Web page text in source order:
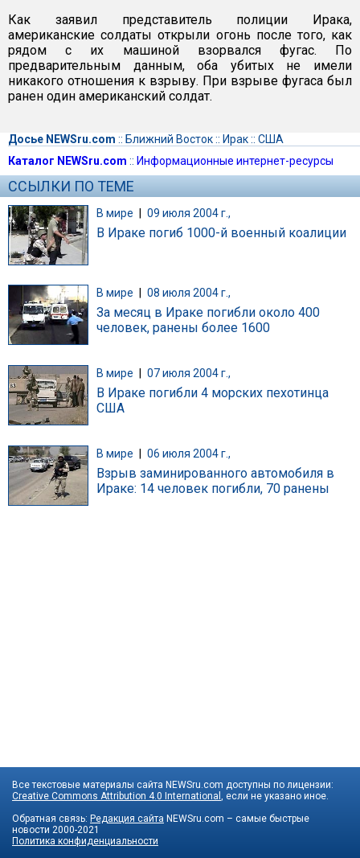
Как заявил представитель полиции Ирака,
американские солдаты открыли огонь после того, как
рядом с их машиной взорвался фугас. По
предварительным данным, оба убитых не имели
никакого отношения к взрыву. При взрыве фугаса был
ранен один американский солдат.
Досье NEWSru.com :: Ближний Восток:: Ирак:: США
Каталог NEWSru.com :: Информационные интернет-ресурсы
ССЫЛКИ ПО ТЕМЕ
В мире | 09 июля 2004 г.,
В Ираке погиб 1000-й военный коалиции
В мире | 08 июля 2004 г.,
За месяц в Ираке погибли около 400
человек, ранены более 1600
В мире 07 июля 2004 г.,
В Ираке погибли 4 морских пехотинца
США
В мире 06 июля 2004 г.,
Взрыв заминированного автомобиля в
Ираке: 14 человек погибли, 70 ранены
Все текстовые материалы сайта NEWSru.com доступны по лицензии:
Creative Commons Attribution 4.0 International , если не указано иное.
Обратная связь: Редакция сайта NEWSru.com – самые быстрые
новости 2000-2021
Политика конфиденциальности